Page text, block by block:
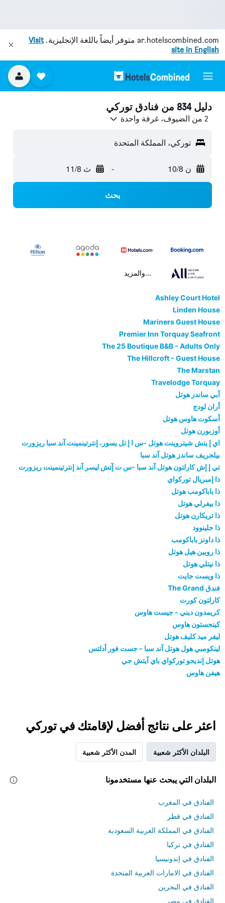
ar.hotelscombined.com متوفر أيضاً باللغة الإنجليزية.Visit
site in English
دليل 834 من فنادق توركي
2 من الضيوف، غرفة واحدة
توركي، المملكة المتحدة
ن 10/8 - ث 11/8
بحث
...والمزيد
Ashley Court Hotel
Linden House
Mariners Guest House
Premier Inn Torquay Seafront
The 25 Boutique B&B - Adults Only
The Hillcroft - Guest House
The Marstan
Travelodge Torquay
آبي ساندز هوتل
أران لودج
أسكوت هاوس هوتل
أوزبورن هوتل
اي إ يتش شيتروينت هوتل -س ا إ تل يسور، إنترتينمينت آند سبا ريزورت
بيلجريف ساندز هوتل آند سبا
تي إ إش كارلتون هوتل آند سبا -س ت إٓتش ليسر آند إنترتينمينت ريزورت
ذا إمبريال توركواي
ذا باباكومب هوتل
ذا بيفرلي هوتل
ذا تريكارن هوتل
ذا جلينوود
ذا داونز باباكومب
ذا روبين هيل هوتل
ذا نيتلي هوتل
ذا ويست جايت
فندق The Grand
كارلتون كورت
كريمدون ديني - جيست هاوس
كينجستون هاوس
ليفر ميد كليف هوتل
لينكومبي هول هوتل آند سبا - جست فور أدلتس
هوتل إنديجو توركواي باي آيتش جي
هيفن هاوس
اعثر على نتائج أفضل لإقامتك في توركي
البلدان الأكثر شعبية المدن الأكثر شعبية
البلدان التي يبحث عنها مستخدمونا
الفنادق في المغرب
الفنادق في قطر
الفنادق في المملكة العربية السعودية
الفنادق في تركيا
الفنادق في إندونيسيا
الفنادق في الامارات العربية المتحدة
الفنادق في البحرين
الفنادق في مصر